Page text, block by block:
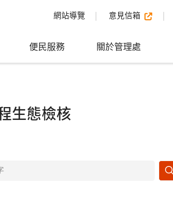
網站導覽 意見信箱
便民服務 關於管理處
生態檢核